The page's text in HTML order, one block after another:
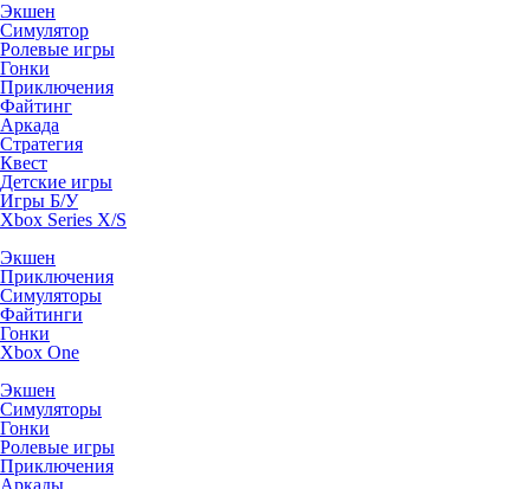
Экшен
Симулятор
Ролевые игры
Гонки
Приключения
Файтинг
Аркада
Стратегия
Квест
Детские игры
Игры Б/У
Xbox Series X/S
Экшен
Приключения
Симуляторы
Файтинги
Гонки
Xbox One
Экшен
Симуляторы
Гонки
Ролевые игры
Приключения
Аркады